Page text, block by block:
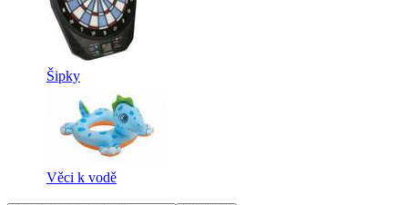
Šipky
Věci k vodě